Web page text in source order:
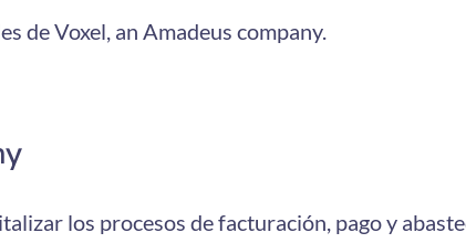
de Voxel, an Amadeus company.
los procesos de facturación, pago y